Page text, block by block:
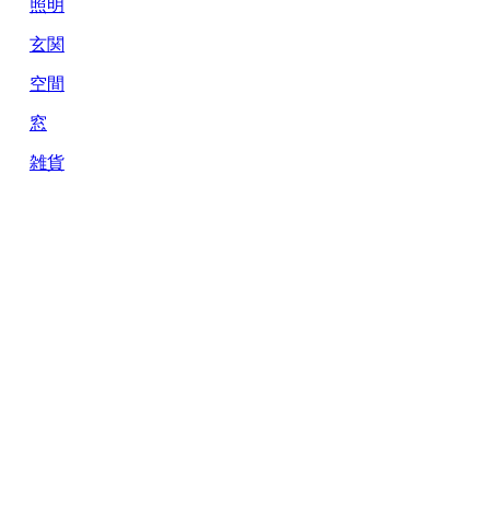
照明
玄関
空間
窓
雑貨